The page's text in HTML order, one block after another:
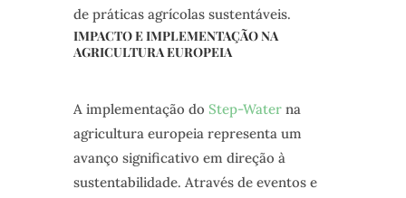
de práticas agrícolas sustentáveis.
IMPACTO E IMPLEMENTAÇÃO NA
AGRICULTURA EUROPEIA
A implementação do Step-Waterna
agricultura europeia representa um
avanço significativo em direção à
sustentabilidade. Através de eventos e